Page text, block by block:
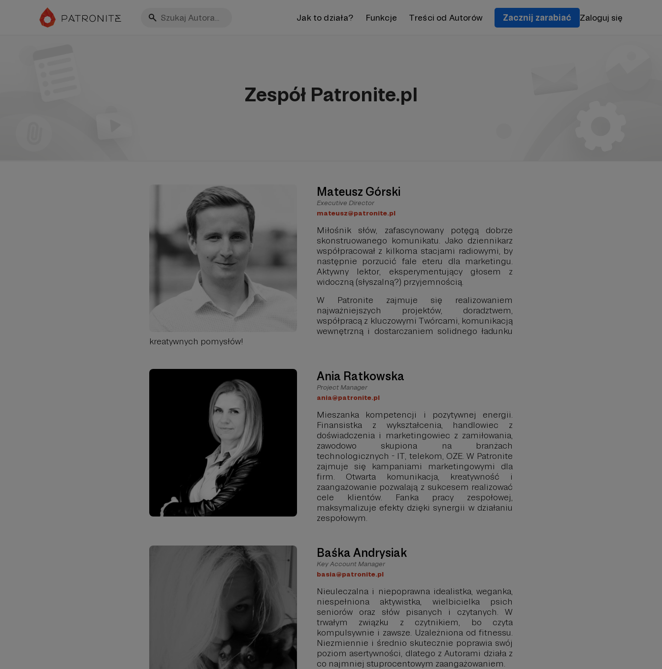
Jak to działa? Funkcje Treści od Autorów Zacznij zarabiać Zaloguj się
Zespół Patronite.pl
Mateusz Górski
Executive Director
mateusz@patronite.pl
Miłośnik słów, zafascynowany potęgą dobrze
skonstruowanego komunikatu. Jako dziennikarz
współpracował z kilkoma stacjami radiowymi, by
następnie porzucić fale eteru dla marketingu.
Aktywny lektor, eksperymentujący głosem z
widoczną (słyszalną?) przyjemnością.
W Patronite zajmuje się realizowaniem
najważniejszych projektów, doradztwem,
współpracą z kluczowymi Twórcami, komunikacją
wewnętrzną i dostarczaniem solidnego ładunku
kreatywnych pomysłów!
Ania Ratkowska
Project Manager
ania@patronite.pl
Mieszanka kompetencji i pozytywnej energii.
Finansistka z wykształcenia, handlowiec z
doświadczenia i marketingowiec z zamiłowania,
zawodowo skupiona na branżach
technologicznych - IT, telekom, OZE. W Patronite
zajmuje się kampaniami marketingowymi dla
firm. Otwarta komunikacja, kreatywność i
zaangażowanie pozwalają z sukcesem realizować
cele klientów. Fanka pracy zespołowej,
maksymalizuje efekty dzięki synergii w działaniu
zespołowym.
Baśka Andrysiak
Key Account Manager
basia@patronite.pl
Nieuleczalna i niepoprawna idealistka, weganka,
niespełniona aktywistka, wielbicielka psich
seniorów oraz słów pisanych i czytanych. W
trwałym związku z czytnikiem, bo czyta
kompulsywnie i zawsze. Uzależniona od fitnessu.
Niezmiennie i średnio skutecznie poprawia swój
poziom asertywności, dlatego z Autorami działa z
co najmniej stuprocentowym zaangażowaniem.